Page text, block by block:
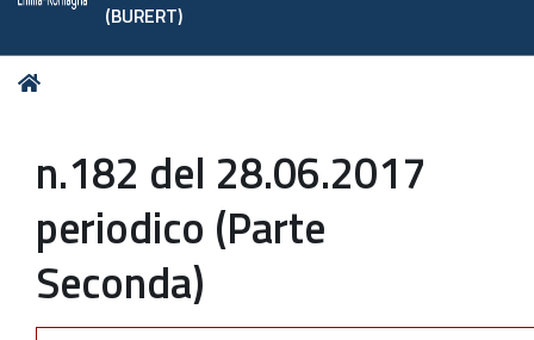
(BURERT)
Tu
n.182 del 28.06.2017
periodico (Parte
Seconda)